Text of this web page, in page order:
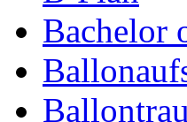
Bachelor